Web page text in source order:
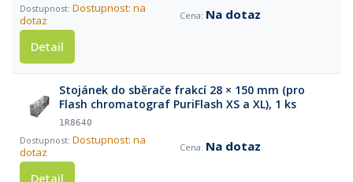
Dostupnost: na
dotaz
Na dotaz
Detail
Stojánek do sběrače frakcí 28 × 150 mm (pro
Flash chromatograf PuriFlash XS a XL), 1 ks
1R8640
Dostupnost: na
dotaz
Na dotaz
Detail